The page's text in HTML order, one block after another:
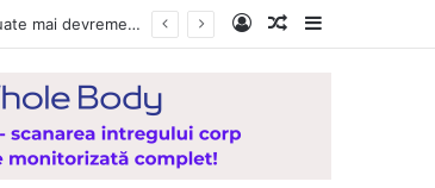
Hadâmbu Log InRandom Article
Sidebar